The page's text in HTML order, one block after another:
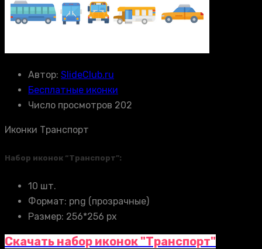
Автор: SlideClub.ru
Бесплатные иконки
Число просмотров 202
Иконки Транспорт
Набор иконок “Транспорт”:
10 шт.
Формат: png (прозрачные)
Размер: 256*256 px
Скачать набор иконок "Транспорт"